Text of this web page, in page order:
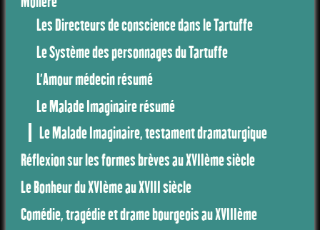
Les Directeurs de conscience dans le Tartuffe
Le Système des personnages du Tartuffe
L'Amour médecin résumé
Le Malade Imaginaire résumé
Le Malade Imaginaire, testament dramaturgique
Réflexion sur les formes brèves au XVIIème siècle
Le Bonheur du XVIème au XVIII siècle
Comédie, tragédie et drame bourgeois au XVIIIème